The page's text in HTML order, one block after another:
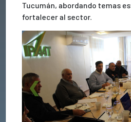
Tucumán, abordando temas
fortalecer al sector.
Previous